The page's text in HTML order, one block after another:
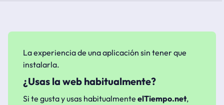
La experiencia de una aplicación sin tener que
instalarla.
¿Usas la web habitualmente?
Si te gusta y usas habitualmente elTiempo.net,